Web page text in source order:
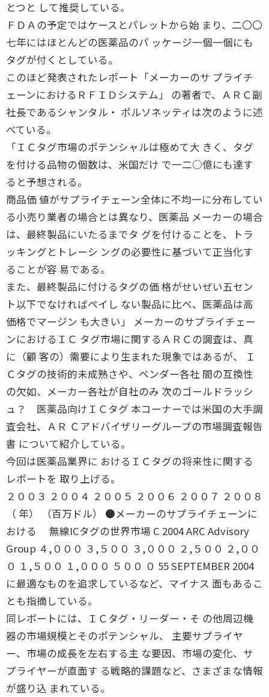
とつと して推奨している。
ＦＤＡの予定ではケースとパレットから始 まり、二〇〇
七年にはほとんどの医薬品のパ ッケージ一個一個にも
タグが付くとしている。
このほど発表されたレポート「メーカーのサ プライチ
ェーンにおけるＲＦＩＤシステム」 の著者で、ＡＲＣ副
社長であるシャンタル・ ポルソネッティは次のように述
べている。
「ＩＣタグ市場のポテンシャルは極めて大 きく、タグ
を付ける品物の個数は、米国だけ で一二○億にも達す
ると予想される。
商品価 値がサプライチェーン全体に不均一に分布してい
る小売り業者の場合とは異なり、医薬品 メーカーの場合
は、最終製品にいたるまでタ グを付けることを、トラ
ッキングとトレーシ ングの必要性に基づいて正当化す
ることが容 易である。
また、最終製品に付けるタグの価 格がせいぜい五セン
ト以下でなければペイし ない製品に比べ、医薬品は高
価格でマージン も大きい」 メーカーのサプライチェー
ンにおけるＩＣ タグ市場に関するＡＲＣの調査は、真
に（顧 客の）需要により生まれた現象ではあるが、 Ｉ
Ｃタグの技術的未成熟さや、ベンダー各社 間の互換性
の欠如、メーカー各社が自社のみ 次のゴールドラッシ
ュ？ 医薬品向けＩＣタグ 本コーナーでは米国の大手調
査会社、ＡＲ Ｃアドバイザリーグループの市場調査報告
書 について紹介している。
今回は医薬品業界に おけるＩＣタグの将来性に関する
レポートを 取り上げる。
２００３ ２００４ ２００５ ２００６ ２００７ ２００８
（ 年） （百万ドル） ●メーカーのサプライチェーンに
おける 無線ICタグの世界市場 C 2004 ARC Advisory
Group ４,０００ ３,５００ ３,０００ ２,５００ ２,００
０ １,５００ １,０００ ５００ ０ 55 SEPTEMBER 2004
に最適なものを追求しているなど、マイナス 面もあるこ
とも指摘している。
同レポートには、ＩＣタグ・リーダー・そ の他周辺機
器の市場規模とそのポテンシャル、 主要サプライヤ
ー、市場の成長を左右する主 な要因、市場の変化、サ
プライヤーが直面す る戦略的課題など、さまざまな情報
が盛り込 まれている。